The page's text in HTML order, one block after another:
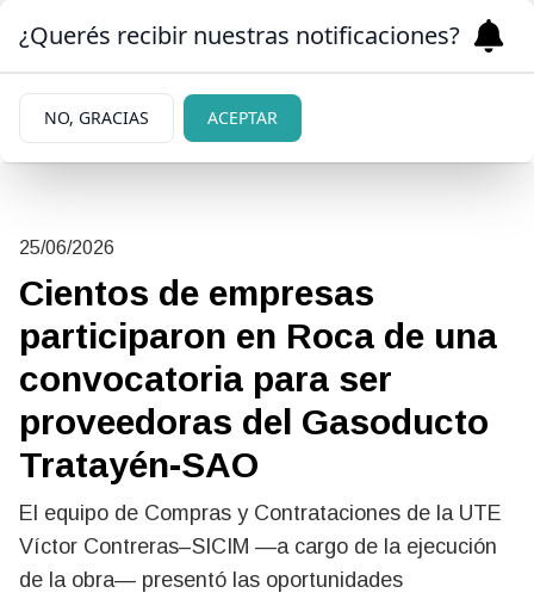
25/06/2026
Cientos de empresas
participaron en Roca de una
convocatoria para ser
proveedoras del Gasoducto
Tratayén-SAO
El equipo de Compras y Contrataciones de la UTE
Víctor Contreras–SICIM —a cargo de la ejecución
de la obra— presentó las oportunidades
¿Querés recibir nuestras notificaciones?
NO, GRACIAS ACEPTAR